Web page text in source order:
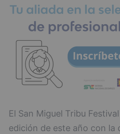
El San Miguel Tribu
edición de este año con